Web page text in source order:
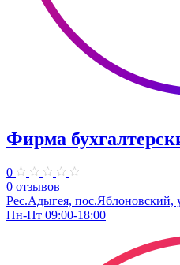
Фирма
0
0 отзывов
Рес.Адыгея, пос.Яблоновский,
Пн-Пт 09:00-18:00